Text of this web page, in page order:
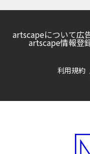
artscapeについて広
artscape情報登
利用規約